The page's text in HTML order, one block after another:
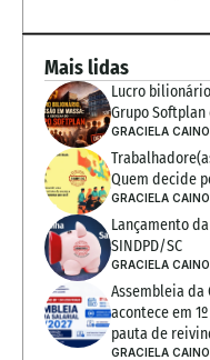
Mais lidas
Lucro
Grupo
GRACIELA CAINO
Quem decide
GRACIELA CAINO
Lançamento
SINDPD/SC
GRACIELA CAINO
Assembleia da
acontece em
pauta de
GRACIELA CAINO